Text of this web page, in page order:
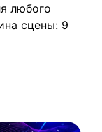
любого
сцены: 9